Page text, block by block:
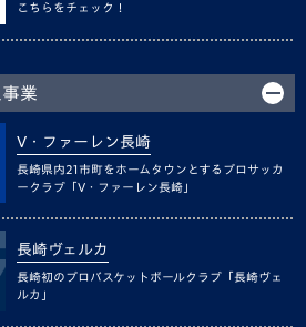
こちらをチェック！
業
V・ファーレン長崎
長崎県内21市町をホームタウンとするプロサッカ
ークラブ「V・ファーレン長崎」
長崎ヴェルカ
長崎初のプロバスケットボールクラブ「長崎ヴェ
ルカ」